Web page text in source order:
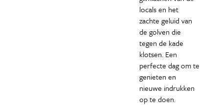
locals en het
zachte geluid van
de golven die
tegen de kade
klotsen. Een
perfecte dag om te
genieten en
nieuwe indrukken
op te doen.